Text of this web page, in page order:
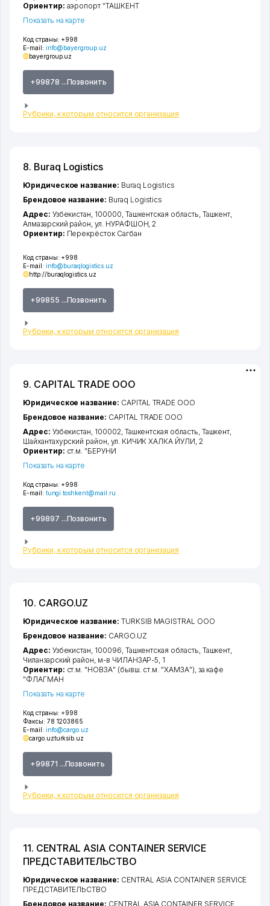
Код страны: +998
E-mail: info@bayergroup.uz
bayergroup.uz
+99878 ...Позвонить
Рубрики, к которым относится организация
Ориентир: аэропорт "ТАШКЕНТ
Показать на карте
8. Buraq Logistics
Код страны: +998
E-mail: info@buraqlogistics.uz
http://buraqlogistics.uz
+99855 ...Позвонить
Рубрики, к которым относится организация
Юридическое название: Buraq Logistics
Брендовое название: Buraq Logistics
Адрес: Узбекистан, 100000, Ташкентская область Ташкент
Алмазарский район ,ул. НУРАФШОН , 2
Ориентир: Перекрёсток Сагбан
9. CAPITAL TRADE ООО
Код страны: +998
E-mail: tungi.toshkent@mail.ru
+99897 ...Позвонить
Рубрики, к которым относится организация
Юридическое название: CAPITAL TRADE ООО
Брендовое название: CAPITAL TRADE ООО
Адрес: Узбекистан, 100002, Ташкентская область Ташкент
Шайхантахурский район ул. КИЧИК ХАЛКА ЙУЛИ , 2
Ориентир: ст.м. "БЕРУНИ
Показать на карте
10. CARGO.UZ
Код страны: +998
Факсы: 78 1203865
E-mail: info@cargo.uz
cargo.uzturksib.uz
+99871 ...Позвонить
Рубрики, к которым относится организация
Юридическое название: TURKSIB MAGISTRAL ООО
Брендовое название: CARGO.UZ
Адрес: Узбекистан, 100096, Ташкентская область Ташкент
Чиланзарский район м-в ЧИЛАНЗАР-5 , 1
Ориентир: ст.м. "НОВЗА" (бывш. ст.м. "ХАМЗА"), за кафе
"ФЛАГМАН
Показать на карте
11. CENTRAL ASIA CONTAINER SERVICE
ПРЕДСТАВИТЕЛЬСТВО
Юридическое название: CENTRAL ASIA CONTAINER SERVICE
ПРЕДСТАВИТЕЛЬСТВО
Брендовое название: CENTRAL ASIA CONTAINER SERVICE